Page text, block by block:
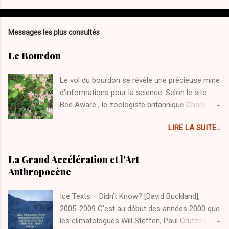
Messages les plus consultés
Le Bourdon
Le vol du bourdon se révèle une précieuse mine
d'informations pour la science. Selon le site
Bee Aware , le zoologiste britannique Charles
ailes du bourdon, jusqu’à 200 fois par seconde,
avec une caméra sophistiquée et ultrarapide.
L’air qui est agité par les battements ultra
rapide de ses ailes crée des tourbillons et c’est
grâce à la dépression que ces tourbillons
atteindre une vitesse allant jusqu’à 20 km/h.
Chaque mouvement, en forme de huit, génère
LIRE LA SUITE...
La Grand Accélération et l'Art
Anthropocène
Ice Texts – Didn’t Know? [David Buckland],
2005-2009 C’est au début des années 2000 que
les climatologues Will Steffen, Paul Crutzen et